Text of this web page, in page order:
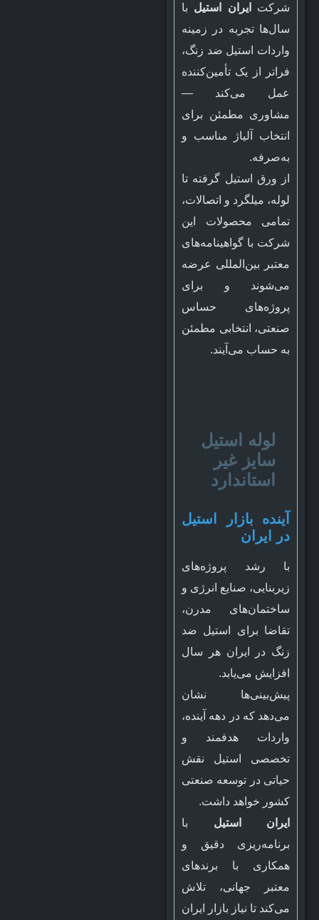
شرکت ایران استیل با
سال‌ها تجربه در زمینه
واردات استیل ضد زنگ،
فراتر از یک تأمین‌کننده
عمل می‌کند —
مشاوری مطمئن برای
انتخاب آلیاژ مناسب و
به‌صرفه.
از ورق استیل گرفته تا
لوله، میلگرد و اتصالات،
تمامی محصولات این
شرکت با گواهینامه‌های
معتبر بین‌المللی عرضه
می‌شوند و برای
پروژه‌های حساس
صنعتی، انتخابی مطمئن
به حساب می‌آیند.
لوله استیل
سایز غیر
استاندارد
آینده بازار استیل
در ایران
با رشد پروژه‌های
زیربنایی، صنایع انرژی و
ساختمان‌های مدرن،
تقاضا برای استیل ضد
زنگ در ایران هر سال
افزایش می‌یابد.
پیش‌بینی‌ها نشان
می‌دهد که در دهه آینده،
واردات هدفمند و
تخصصی استیل نقش
حیاتی در توسعه صنعتی
کشور خواهد داشت.
ایران استیل با
برنامه‌ریزی دقیق و
همکاری با برندهای
معتبر جهانی، تلاش
می‌کند تا نیاز بازار ایران